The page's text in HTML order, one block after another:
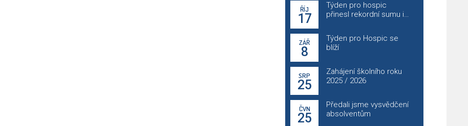
ŘÍJ
17
Týden pro hospic
přinesl rekordní sumu i
ZÁŘ
8
Týden pro Hospic se
blíží
SRP
25
Zahájení školního roku
2025 / 2026
ČVN
25
Předali jsme vysvědčení
absolventům